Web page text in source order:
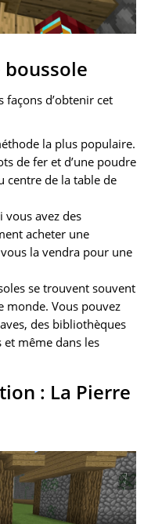
d’obtenir cet
la plus populaire.
de fer et d’une poudre
centre de la table de
vous avez des
acheter une
la vendra pour une
se trouvent souvent
monde. Vous pouvez
des bibliothèques
et même dans les
: La Pierre